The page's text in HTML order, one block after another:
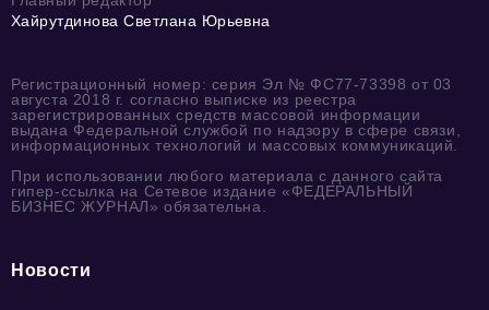
Хайрутдинова Светлана Юрьевна
Регистрационный номер: серия Эл № ФС77-73398 от 03
августа 2018 г. согласно выписке из реестра
зарегистрированных средств массовой информации
выдана Федеральной службой по надзору в сфере связи,
информационных технологий и массовых коммуникаций.
При использовании любого материала с данного сайта
гипер-ссылка на Сетевое издание «ФЕДЕРАЛЬНЫЙ
БИЗНЕС ЖУРНАЛ» обязательна.
Новости